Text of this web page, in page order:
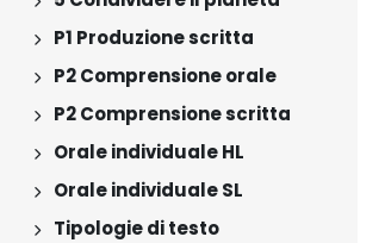
Expand
Expand
P1 Produzione scritta
Expand
P2 Comprensione orale
Expand
P2 Comprensione scritta
Expand
Orale individuale HL
Expand
Orale individuale SL
Tipologie di testo